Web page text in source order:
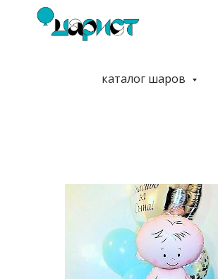
каталог шаров